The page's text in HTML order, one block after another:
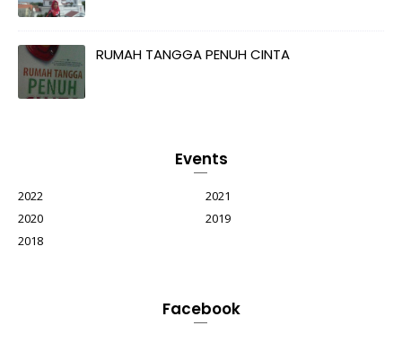
RUMAH TANGGA PENUH CINTA
Events
2022
2021
2020
2019
2018
Facebook